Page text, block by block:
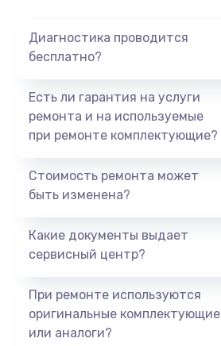
Диагностика проводится
бесплатно?
Есть ли гарантия на услуги
ремонта и на используемые
при ремонте комплектующие?
Стоимость ремонта может
быть изменена?
Какие документы выдает
сервисный центр?
При ремонте используются
оригинальные комплектующие
или аналоги?